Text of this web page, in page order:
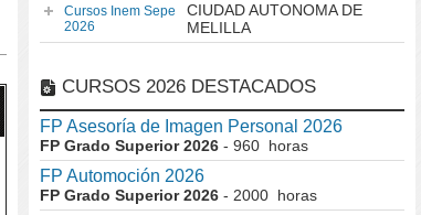
Cursos Inem Sepe
2026
CIUDAD AUTONOMA DE
MELILLA
CURSOS 2026 DESTACADOS
FP Asesoría de Imagen Personal 2026
FP Grado Superior 2026 - 960 horas
FP Automoción 2026
FP Grado Superior 2026 - 2000 horas